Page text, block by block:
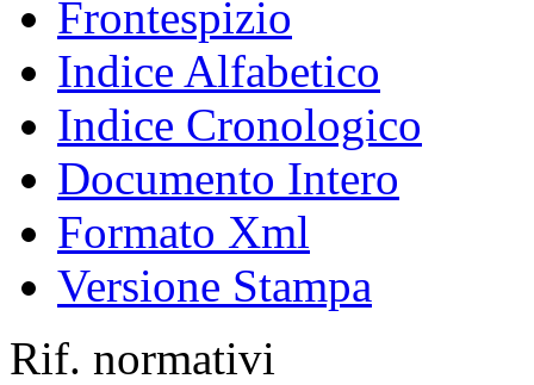
Frontespizio
Indice Alfabetico
Indice Cronologico
Documento Intero
Formato Xml
Versione Stampa
Rif. normativi